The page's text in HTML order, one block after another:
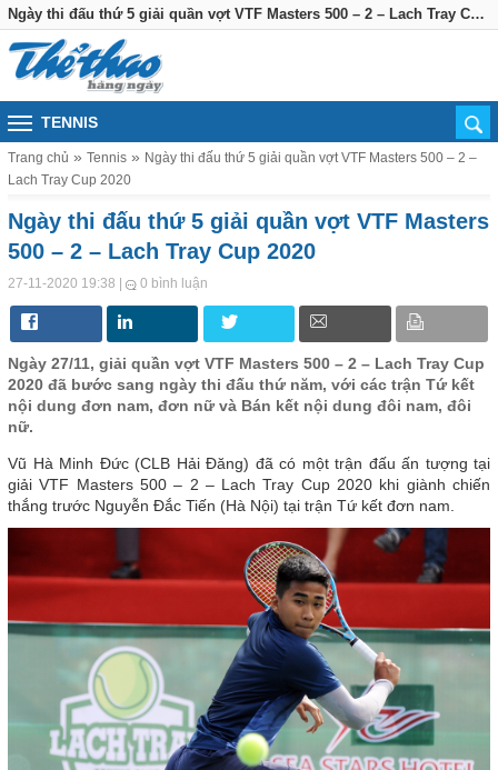
Ngày thi đấu thứ 5 giải quần vợt VTF Masters 500 – 2 – Lach Tray Cup 2020
TENNIS
Trang chủ Tennis
Ngày thi đấu thứ 5 giải quần vợt VTF Masters 500 – 2 –
Lach Tray Cup 2020
Ngày thi đấu thứ 5 giải quần vợt VTF Masters
500 – 2 – Lach Tray Cup 2020
27-11-2020 19:38 | 0 bình luận
Ngày 27/11, giải quần vợt VTF Masters 500 – 2 – Lach Tray Cup
2020 đã bước sang ngày thi đấu thứ năm, với các trận Tứ kết
nội dung đơn nam, đơn nữ và Bán kết nội dung đôi nam, đôi
nữ.
Vũ Hà Minh Đức (CLB Hải Đăng) đã có một trận đấu ấn tượng tại
giải VTF Masters 500 – 2 – Lach Tray Cup 2020 khi giành chiến
thắng trước Nguyễn Đắc Tiến (Hà Nội) tại trận Tứ kết đơn nam.